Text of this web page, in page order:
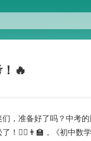
🔥
，准备好了吗？中考
！🏃‍♀️👨‍🏫，《初中数